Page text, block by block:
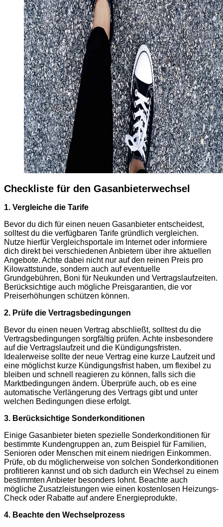
Checkliste für den Gasanbieterwechsel
1. Vergleiche die Tarife
Bevor du dich für einen neuen Gasanbieter entscheidest,
solltest du die verfügbaren Tarife gründlich vergleichen.
Nutze hierfür Vergleichsportale im Internet oder informiere
dich direkt bei verschiedenen Anbietern über ihre aktuellen
Angebote. Achte dabei nicht nur auf den reinen Preis pro
Kilowattstunde, sondern auch auf eventuelle
Grundgebühren, Boni für Neukunden und Vertragslaufzeiten.
Berücksichtige auch mögliche Preisgarantien, die vor
Preiserhöhungen schützen können.
2. Prüfe die Vertragsbedingungen
Bevor du einen neuen Vertrag abschließt, solltest du die
Vertragsbedingungen sorgfältig prüfen. Achte insbesondere
auf die Vertragslaufzeit und die Kündigungsfristen.
Idealerweise sollte der neue Vertrag eine kurze Laufzeit und
eine möglichst kurze Kündigungsfrist haben, um flexibel zu
bleiben und schnell reagieren zu können, falls sich die
Marktbedingungen ändern. Überprüfe auch, ob es eine
automatische Verlängerung des Vertrags gibt und unter
welchen Bedingungen diese erfolgt.
3. Berücksichtige Sonderkonditionen
Einige Gasanbieter bieten spezielle Sonderkonditionen für
bestimmte Kundengruppen an, zum Beispiel für Familien,
Senioren oder Menschen mit einem niedrigen Einkommen.
Prüfe, ob du möglicherweise von solchen Sonderkonditionen
profitieren kannst und ob sich dadurch ein Wechsel zu einem
bestimmten Anbieter besonders lohnt. Beachte auch
mögliche Zusatzleistungen wie einen kostenlosen Heizungs-
Check oder Rabatte auf andere Energieprodukte.
4. Beachte den Wechselprozess